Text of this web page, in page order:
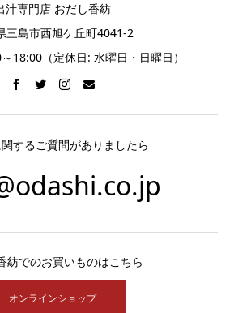
汁専門店 おだし香紡
三島市西旭ケ丘町4041-2
18:00（定休日: 水曜日・日曜日）
するご質問がありましたら
紡でのお買いものはこちら
オンラインショップ